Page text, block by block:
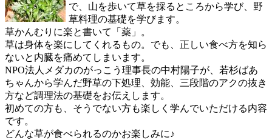
で、山を歩いて草を採るところから学び、野
草料理の基礎を学びます。
草かんむりに楽と書いて「薬」。
草は身体を楽にしてくれるもの。でも、正しい食べ方を知ら
ないと内臓を痛めてしまいます。
NPO法人メダカのがっこう理事長の中村陽子が、若杉ばあ
ちゃんから学んだ野草の下処理、効能、三段階のアクの抜き
方など調理法の基礎をお伝えします。
初めての方も、そうでない方も楽しく学んでいただける内容
です。
どんな草が食べられるのかお楽しみに♪